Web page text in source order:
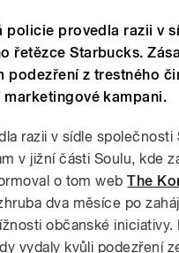
policie provedla razii v
řetězce Starbucks.
podezření z trestného
kampani.
razii v sídle společnosti
v jižní části Soulu, kde
o tom webThe
dva měsíce po
občanské iniciativy.
vydaly kvůli podezření